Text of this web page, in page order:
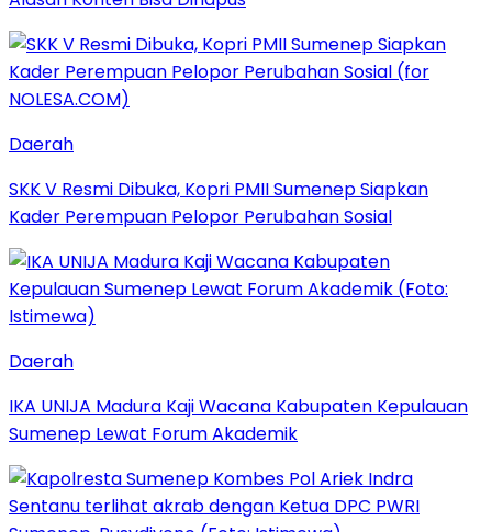
Daerah
SKK V Resmi Dibuka, Kopri PMII Sumenep Siapkan
Kader Perempuan Pelopor Perubahan Sosial
Daerah
IKA UNIJA Madura Kaji Wacana Kabupaten Kepulauan
Sumenep Lewat Forum Akademik